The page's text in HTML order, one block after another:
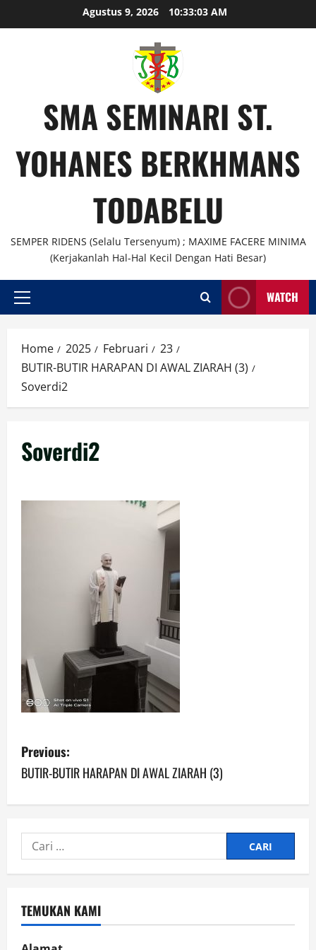
to
Agustus 9, 2026 10:33:03 AM
SMA SEMINARI ST.
YOHANES BERKHMANS
TODABELU
SEMPER RIDENS (Selalu Tersenyum) ; MAXIME FACERE MINIMA
(Kerjakanlah Hal-Hal Kecil Dengan Hati Besar)
Primary
WATCH
Home 2025 Februari
23
BUTIR-BUTIR HARAPAN DI AWAL ZIARAH (3)
Soverdi2
Soverdi2
P
o
s
t
n
v
Previous:
BUTIR-BUTIR HARAPAN DI AWAL ZIARAH (3)
Cari
untuk:
TEMUKAN KAMI